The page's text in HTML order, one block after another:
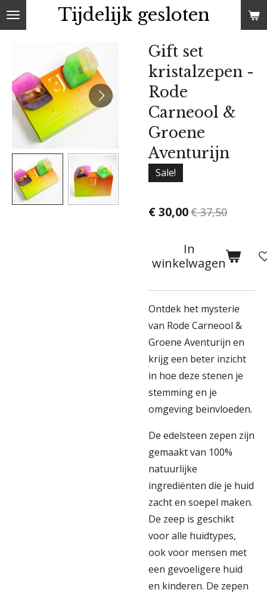
Ga
direct
hoofdinhoud
Tijdelijk gesloten
Gift set
kristalzepen -
Rode
Carneool &
Groene
Aventurijn
Sale!
€ 30,00€ 37,50
In
winkelwagen
Ontdek het mysterie
van Rode Carneool &
Groene Aventurijn en
krijg een beter inzicht
in hoe deze stenen je
stemming en je
omgeving beïnvloeden.
De edelsteen zepen zijn
gemaakt van 100%
natuurlijke
ingrediënten die je huid
zacht en soepel maken.
De zeep is geschikt
voor alle huidtypes,
ook voor mensen met
een gevoeligere huid
en kinderen. De zepen